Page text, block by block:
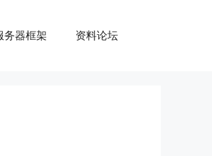
务器框架 资料论坛